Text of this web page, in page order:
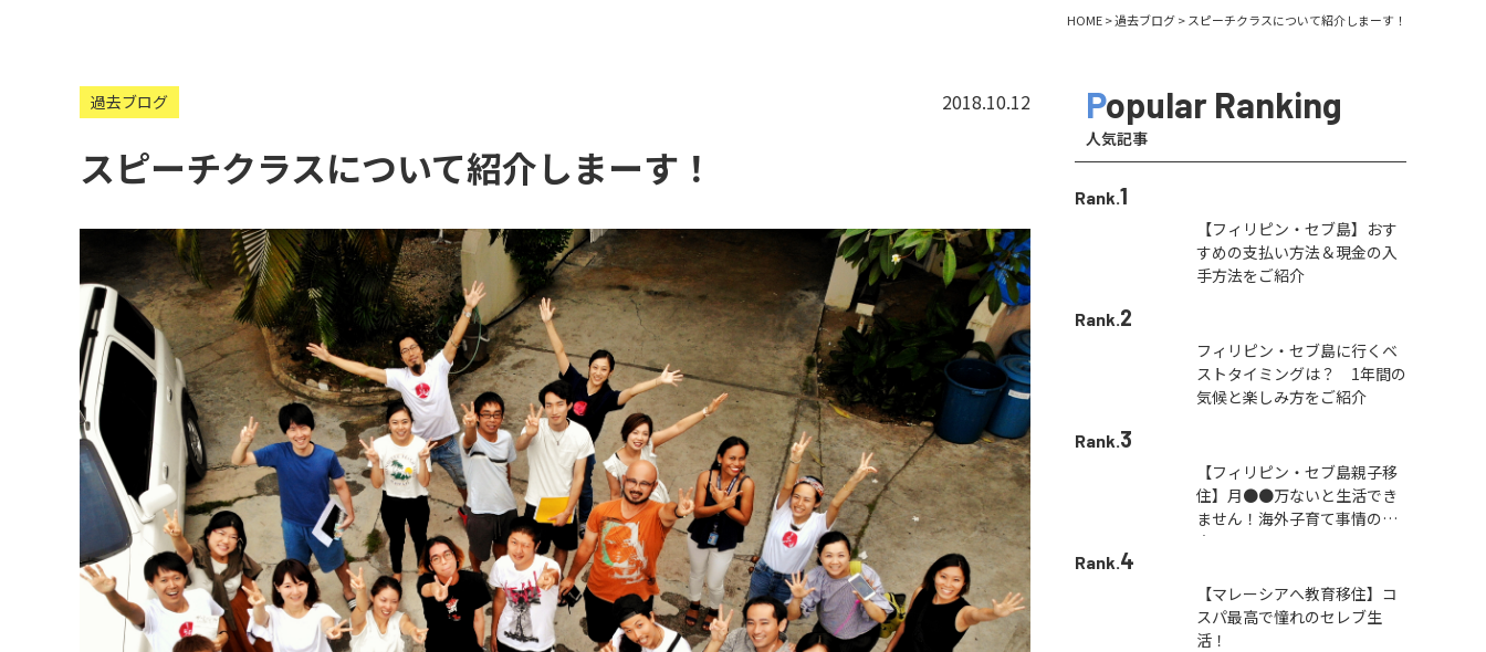
HOME>過去ブログ> スピーチクラスについて紹介しまーす！
2018.10.12
過去ブログ
スピーチクラスについて紹介しまーす！
Popular Ranking
人気記事
Rank.1
【フィリピン・セブ島】おす
すめの支払い方法＆現金の入
手方法をご紹介
Rank.2
フィリピン・セブ島に行くベ
ストタイミングは？ 1年間の
気候と楽しみ方をご紹介
Rank.3
【フィリピン・セブ島親子移
住】月●●万ないと生活でき
ません！海外子育て事情の本
音
Rank.4
【マレーシアへ教育移住】コ
スパ最高で憧れのセレブ生
活！